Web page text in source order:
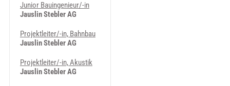
Junior Bauingenieur/-in
Jauslin Stebler AG
Projektleiter/-in, Bahnbau
Jauslin Stebler AG
Projektleiter/-in, Akustik
Jauslin Stebler AG